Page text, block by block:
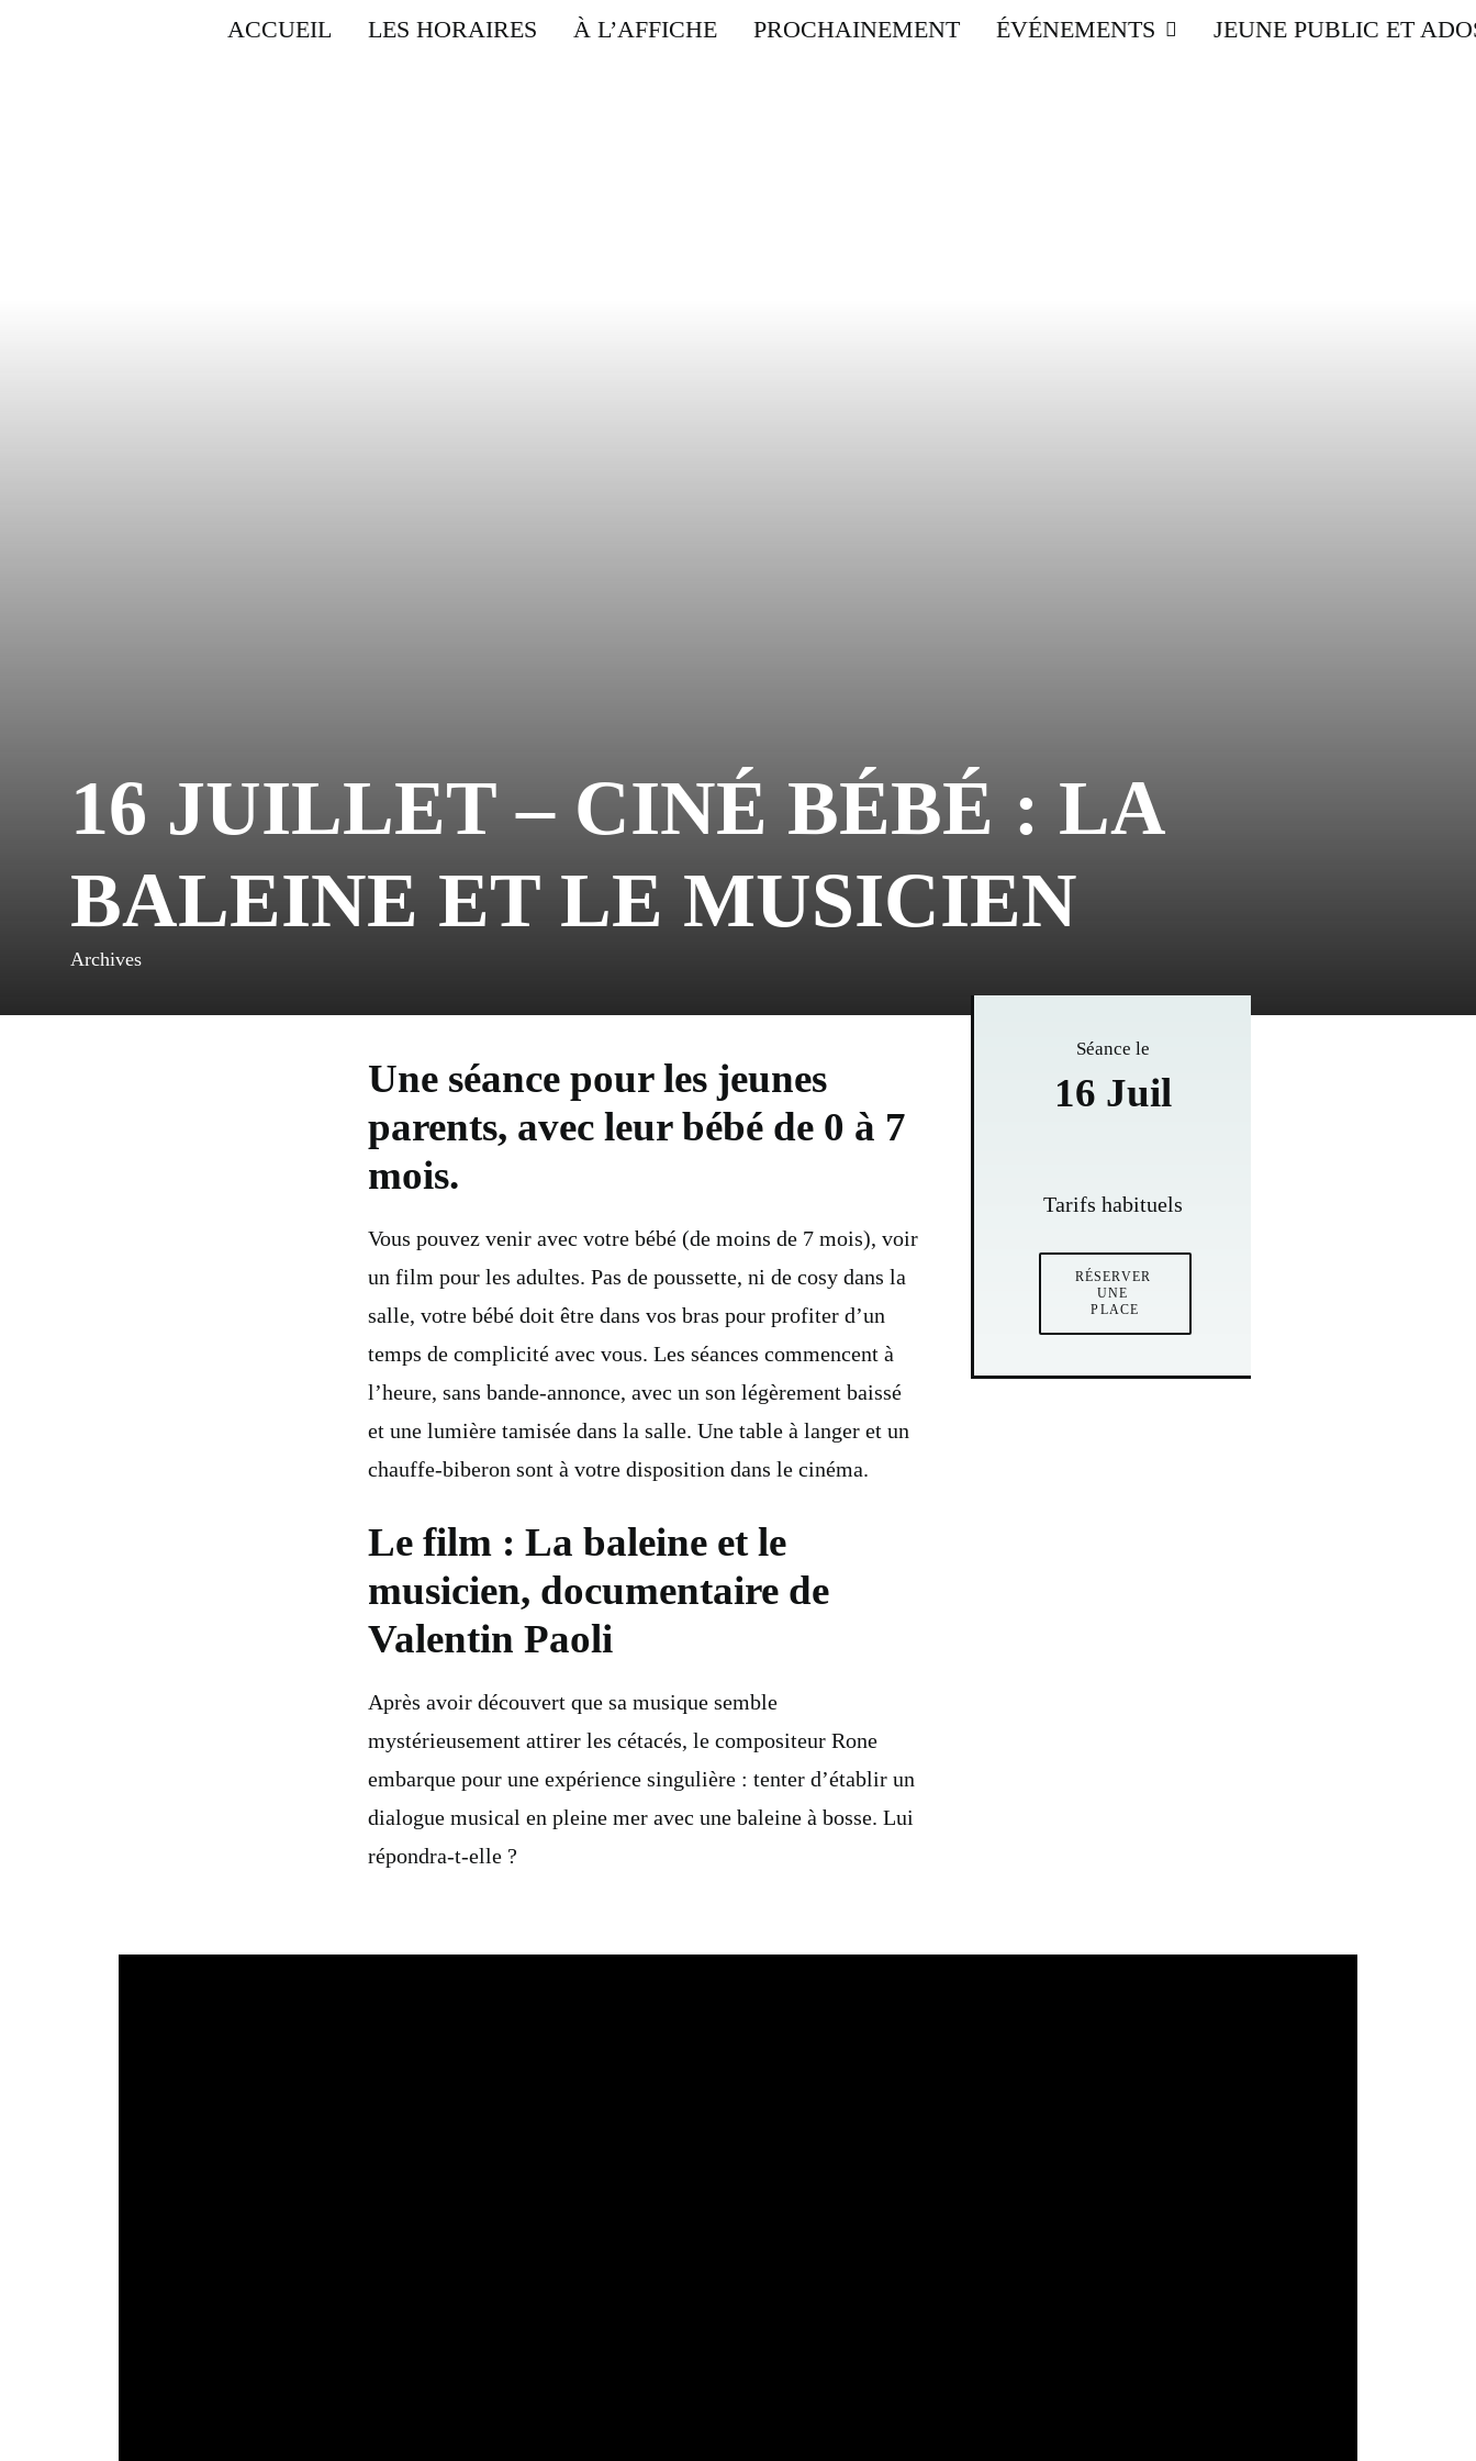
ACCUEIL LES HORAIRES À L’AFFICHE PROCHAINEMENT ÉVÉNEMENTS JEUNE PUBLIC ET
16 JUILLET – CINÉ BÉBÉ : LA
BALEINE ET LE MUSICIEN
Archives
Une séance pour les jeunes
parents, avec leur bébé de 0 à 7
mois.
Vous pouvez venir avec votre bébé (de moins de 7 mois), voir
un film pour les adultes. Pas de poussette, ni de cosy dans la
salle, votre bébé doit être dans vos bras pour profiter d’un
temps de complicité avec vous. Les séances commencent à
l’heure, sans bande-annonce, avec un son légèrement baissé
et une lumière tamisée dans la salle. Une table à langer et un
chauffe-biberon sont à votre disposition dans le cinéma.
Le film : La baleine et le
musicien, documentaire de
Valentin Paoli
Après avoir découvert que sa musique semble
mystérieusement attirer les cétacés, le compositeur Rone
embarque pour une expérience singulière : tenter d’établir un
dialogue musical en pleine mer avec une baleine à bosse. Lui
répondra-t-elle ?
Séance le
16 Juil
Tarifs habituels
RÉSERVER
UNE
PLACE